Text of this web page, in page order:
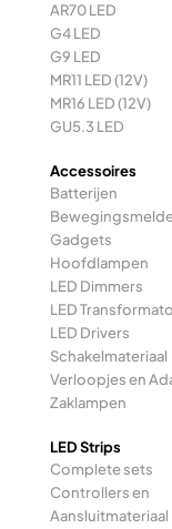
AR70 LED
G4 LED
G9 LED
MR11 LED (12V)
MR16 LED (12V)
GU5.3 LED
Accessoires
Batterijen
Gadgets
Hoofdlampen
LED Dimmers
LED
LED Drivers
Schakelmateriaal
Verloopjes en
Zaklampen
LED Strips
Complete sets
Controllers en
Aansluitmateriaal